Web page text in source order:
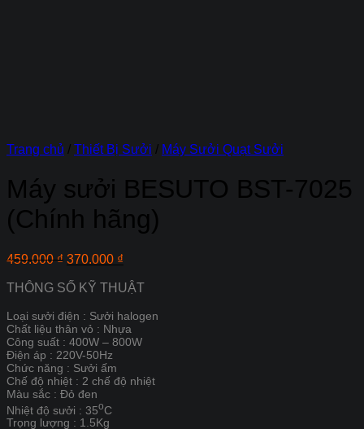
Trang chủ / Thiết Bị Sưởi / Máy Sưởi Quạt Sưởi
Máy sưởi BESUTO BST-7025
(Chính hãng)
459.000₫ Giá
là:
370.000 ₫
tại
370.000 ₫.
THÔNG SỐ KỸ THUẬT
Loại sưởi điện : Sưởi halogen
Chất liệu thân vỏ : Nhựa
Công suất : 400W – 800W
Điện áp : 220V-50Hz
Chức năng : Sưởi ấm
Chế độ nhiệt : 2 chế độ nhiệt
Màu sắc : Đỏ đen
Nhiệt độ sưởi : 35oC
Trọng lượng : 1.5Kg